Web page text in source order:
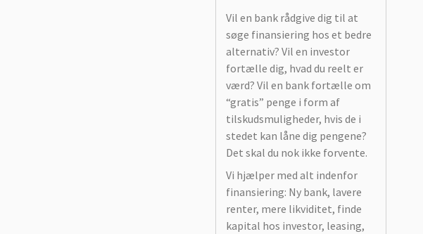
Vil en bank rådgive dig til at
søge finansiering hos et bedre
alternativ? Vil en investor
fortælle dig, hvad du reelt er
værd? Vil en bank fortælle om
“gratis” penge i form af
tilskudsmuligheder, hvis de i
stedet kan låne dig pengene?
Det skal du nok ikke forvente.
Vi hjælper med alt indenfor
finansiering: Ny bank, lavere
renter, mere likviditet, finde
kapital hos investor, leasing,